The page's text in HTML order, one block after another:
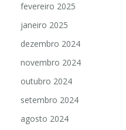
fevereiro 2025
janeiro 2025
dezembro 2024
novembro 2024
outubro 2024
setembro 2024
agosto 2024